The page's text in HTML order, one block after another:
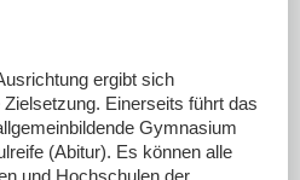
ergibt sich
Einerseits führt das
Gymnasium
(Abitur). Es können alle
und Hochschulen der